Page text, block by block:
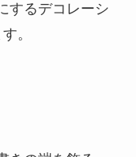
するデコレーシ
。